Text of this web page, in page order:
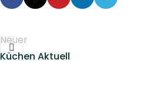
Neuer
Küchen Aktuell